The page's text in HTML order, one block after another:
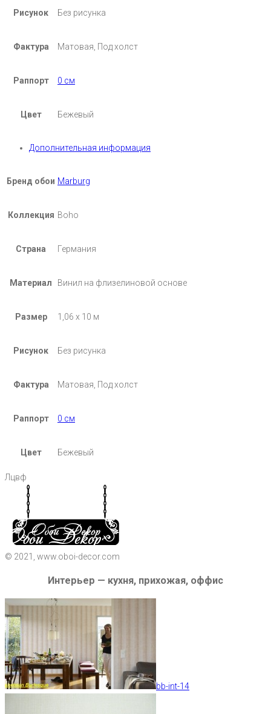
Рисунок Без рисунка
Фактура Матовая, Под холст
Раппорт 0 см
Цвет Бежевый
Дополнительная информация
Бренд обои Marburg
Коллекция Boho
Страна Германия
Материал Винил на флизелиновой основе
Размер 1,06 х 10 м
Рисунок Без рисунка
Фактура Матовая, Под холст
Раппорт 0 см
Цвет Бежевый
Лцвф
© 2021, www.oboi-decor.com
Интерьер — кухня, прихожая, оффис
bb-int-14